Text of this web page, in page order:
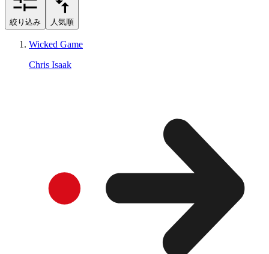
絞り込み 人気順
Wicked Game
Chris Isaak